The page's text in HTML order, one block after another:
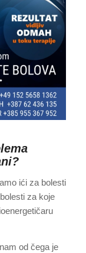
ići za bolesti
za koje
od čega je